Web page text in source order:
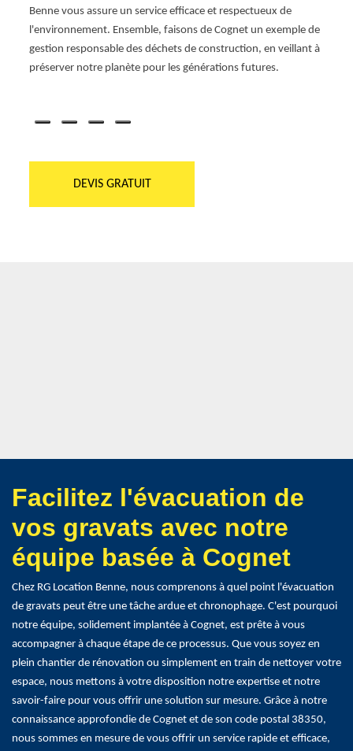
Benne vous assure un service efficace et respectueux de
l'environnement. Ensemble, faisons de Cognet un exemple de
gestion responsable des déchets de construction, en veillant à
préserver notre planète pour les générations futures.
DEVIS GRATUIT
Facilitez l'évacuation de
vos gravats avec notre
équipe basée à Cognet
Chez RG Location Benne, nous comprenons à quel point l'évacuation
de gravats peut être une tâche ardue et chronophage. C'est pourquoi
notre équipe, solidement implantée à Cognet, est prête à vous
accompagner à chaque étape de ce processus. Que vous soyez en
plein chantier de rénovation ou simplement en train de nettoyer votre
espace, nous mettons à votre disposition notre expertise et notre
savoir-faire pour vous offrir une solution sur mesure. Grâce à notre
connaissance approfondie de Cognet et de son code postal 38350,
nous sommes en mesure de vous offrir un service rapide et efficace,